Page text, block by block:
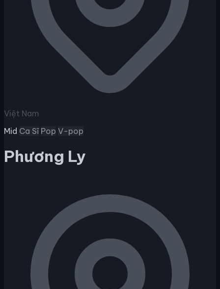
Việt Nam
Mid Ca Sĩ Pop V-pop
Phương Ly